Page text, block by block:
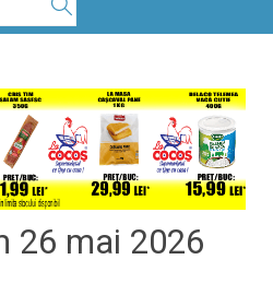
26 mai 2026